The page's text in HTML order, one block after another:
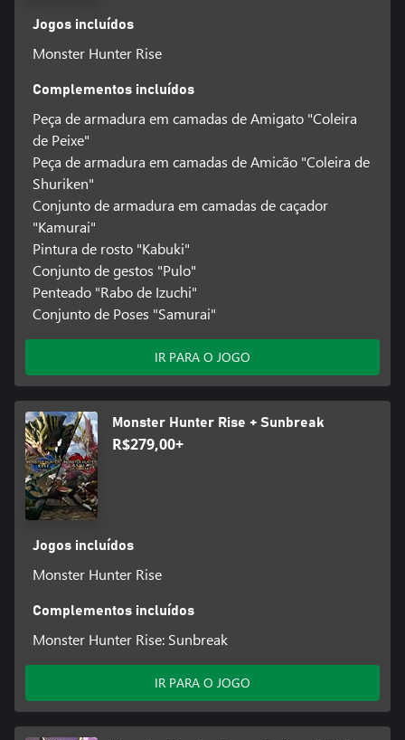
realizar ataques especiais exclusivos para cada um dos 14 tipos
de armas do jogo.
Seus colegas Amigatos, que você já conhece e ama das aventuras
companheiros Amicão!
Cause estragos ao controlar monstros
Controle monstros furiosos usando o recurso Montado em Serpe
e cause danos gigantescos aos seus alvos!
Afaste hordas de monstros no Frenesi
Proteja a Aldeia Kamura de hordas de monstros em um novo
tipo de missão! Prepare-se para caçar monstros em uma escala
nunca vista antes!
*Existem outros pacotes que incluem este produto. Tome
cuidado com compras duplicadas.
Jogos incluídos
Monster Hunter Rise
Complementos incluídos
Peça de armadura em camadas de Amigato "Coleira
de Peixe"
Peça de armadura em camadas de Amicão "Coleira de
Shuriken"
Conjunto de armadura em camadas de caçador
"Kamurai"
Pintura de rosto "Kabuki"
Conjunto de gestos "Pulo"
Penteado "Rabo de Izuchi"
Conjunto de Poses "Samurai"
IR PARA O JOGO
Monster Hunter Rise + Sunbreak
R$279,00+
Jogos incluídos
Monster Hunter Rise
Complementos incluídos
Monster Hunter Rise: Sunbreak
IR PARA O JOGO